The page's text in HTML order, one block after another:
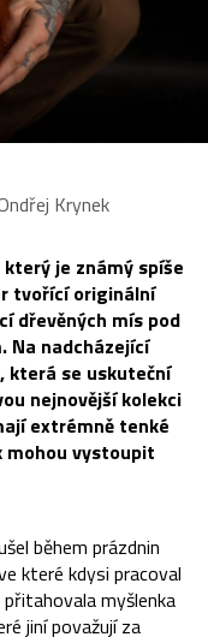
Krynek
je známý spíše
tvořící originální
dřevěných mís pod
Na nadcházející
která se uskuteční
nejnovější kolekci
extrémně tenké
mohou vystoupit
během prázdnin
které kdysi pracoval
myšlenka
jiní považují za